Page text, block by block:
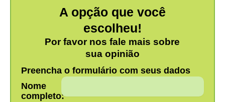
A opção que você
escolheu!
Por favor nos fale mais sobre
sua opinião
Preencha o formulário com seus dados
Nome
completo: